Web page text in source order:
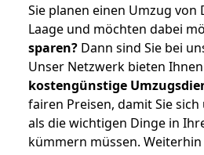
Sie planen einen Umzug von
Laage und möchten dabei
sparen? Dann sind Sie bei
Unser Netzwerk bieten Ihnen
kostengünstige
fairen Preisen, damit Sie
als die wichtigen Dinge in
kümmern müssen.